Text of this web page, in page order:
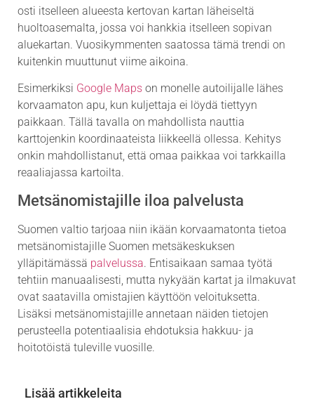
osti itselleen alueesta kertovan kartan läheiseltä
huoltoasemalta, jossa voi hankkia itselleen sopivan
aluekartan. Vuosikymmenten saatossa tämä trendi on
kuitenkin muuttunut viime aikoina.
Esimerkiksi Google Maps on monelle autoilijalle lähes
korvaamaton apu, kun kuljettaja ei löydä tiettyyn
paikkaan. Tällä tavalla on mahdollista nauttia
karttojenkin koordinaateista liikkeellä ollessa. Kehitys
onkin mahdollistanut, että omaa paikkaa voi tarkkailla
reaaliajassa kartoilta.
Metsänomistajille iloa palvelusta
Suomen valtio tarjoaa niin ikään korvaamatonta tietoa
metsänomistajille Suomen metsäkeskuksen
ylläpitämässä palvelussa. Entisaikaan samaa työtä
tehtiin manuaalisesti, mutta nykyään kartat ja ilmakuvat
ovat saatavilla omistajien käyttöön veloituksetta.
Lisäksi metsänomistajille annetaan näiden tietojen
perusteella potentiaalisia ehdotuksia hakkuu- ja
hoitotöistä tuleville vuosille.
Lisää artikkeleita